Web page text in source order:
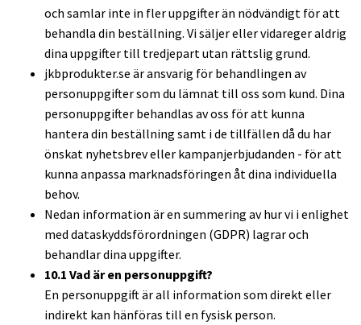
och samlar inte in fler uppgifter än nödvändigt för att
behandla din beställning. Vi säljer eller vidareger aldrig
dina uppgifter till tredjepart utan rättslig grund.
jkbprodukter.se är ansvarig för behandlingen av
personuppgifter som du lämnat till oss som kund. Dina
personuppgifter behandlas av oss för att kunna
hantera din beställning samt i de tillfällen då du har
önskat nyhetsbrev eller kampanjerbjudanden - för att
kunna anpassa marknadsföringen åt dina individuella
behov.
Nedan information är en summering av hur vi i enlighet
med dataskyddsförordningen (GDPR) lagrar och
behandlar dina uppgifter.
10.1 Vad är en personuppgift?
En personuppgift är all information som direkt eller
indirekt kan hänföras till en fysisk person.